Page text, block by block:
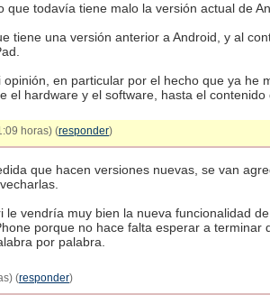
todavía tiene malo la versión actual de
tiene una versión anterior a Android, y al
en particular por el hecho que ya he
el hardware y el software, hasta el
horas) (responder)
que hacen versiones nuevas, se van
le vendría muy bien la nueva funcionalidad
porque no hace falta esperar a terminar
por palabra.
(responder)